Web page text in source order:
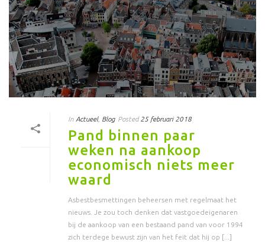
In Actueel, Blog Posted 25 februari 2018
Pand binnen paar
weken na aankoop
economisch niets meer
waard
Asbestbesmettingen beheersen met regelmaat het
nieuws. Je zou toch denken dat vastgoedeigenaren
bij de aankoop van een bestaand pand van voor 1994
zich terdege bewust zijn van het feit dat hij op [...]